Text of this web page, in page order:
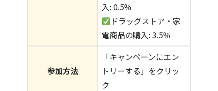
入: 0.5%
ドラッグストア・家
電商品の購入: 3.5％
参加方法
「キャンペーンにエン
トリーする」をクリッ
ク